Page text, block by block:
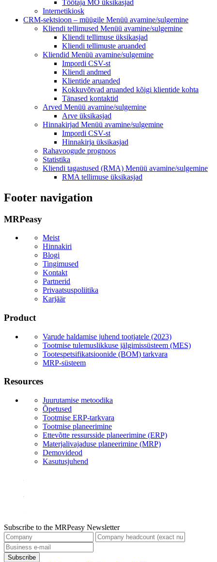
Töötaja MO üksikasjad
Internetikiosk
CRM-sektsioon – müügile Menüü avamine/sulgemine
Kliendi tellimused Menüü avamine/sulgemine
Kliendi tellimuse üksikasjad
Kliendi tellimuste aruanded
Kliendid Menüü avamine/sulgemine
Impordi CSV-st
Kliendi andmed
Klientide aruanded
Kokkuvõtvad aruanded kõigi klientide kohta
Tänased kontaktid
Arved Menüü avamine/sulgemine
Arve üksikasjad
Hinnakirjad Menüü avamine/sulgemine
Impordi CSV-st
Hinnakirja üksikasjad
Rahavoogude prognoos
Statistika
Kliendi tagastused (RMA) Menüü avamine/sulgemine
RMA tellimuse üksikasjad
Footer navigation
MRPeasy
Meist
Hinnakiri
Blogi
Tingimused
Kontakt
Partnerid
Privaatsuspoliitika
Karjäär
Product
Varude haldamise juhend tootjatele (2023)
Tootmise tulemuslikkuse jälgimissüsteem (MES)
Tootespetsifikatsioonide (BOM) tarkvara
MRP-süsteem
Resources
Juurutamise metoodika
Õpetused
Tootmise ERP-tarkvara
Tootmise planeerimine
Ettevõtte ressursside planeerimine (ERP)
Materjalivajaduse planeerimine (MRP)
Demovideod
Kasutusjuhend
Subscribe to the MRPeasy Newsletter
Subscribe